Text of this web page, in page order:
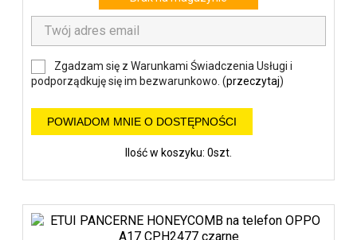
Zgadzam się z Warunkami Świadczenia Usługi i
podporządkuję się im bezwarunkowo. (przeczytaj)
POWIADOM MNIE O DOSTĘPNOŚCI
Ilość w koszyku: 0szt.